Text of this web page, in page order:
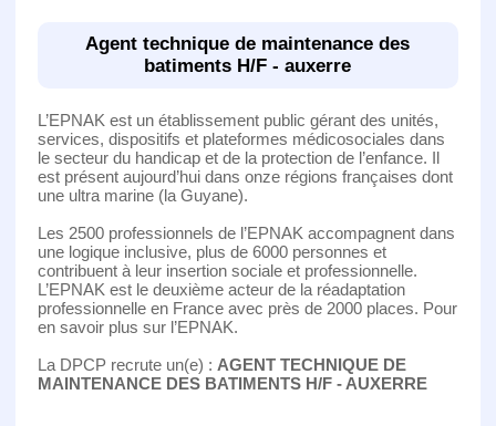
Agent technique de maintenance des
batiments H/F - auxerre
L’EPNAK est un établissement public gérant des unités,
services, dispositifs et plateformes médicosociales dans
le secteur du handicap et de la protection de l’enfance. Il
est présent aujourd’hui dans onze régions françaises dont
une ultra marine (la Guyane).
Les 2500 professionnels de l’EPNAK accompagnent dans
une logique inclusive, plus de 6000 personnes et
contribuent à leur insertion sociale et professionnelle.
L’EPNAK est le deuxième acteur de la réadaptation
professionnelle en France avec près de 2000 places. Pour
en savoir plus sur l’EPNAK.
La DPCP recrute un(e) : AGENT TECHNIQUE DE
MAINTENANCE DES BATIMENTS H/F - AUXERRE